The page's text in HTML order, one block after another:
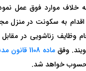
خلاف موارد فوق عمل
به سکونت در منزل
وظایف زناشویی در
وفق ماده 1108 قانون مدنی
خواهد شد.